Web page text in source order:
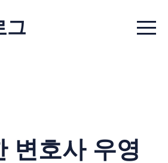
그 Menu
변호사 우영